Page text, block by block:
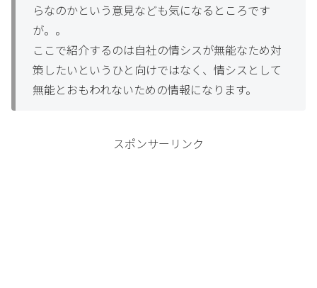
らなのかという意見なども気になるところです
が。。
ここで紹介するのは自社の情シスが無能なため対
策したいというひと向けではなく、情シスとして
無能とおもわれないための情報になります。
スポンサーリンク